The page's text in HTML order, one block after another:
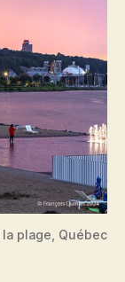
le
Saint-
Laurent ?
plage, Québec